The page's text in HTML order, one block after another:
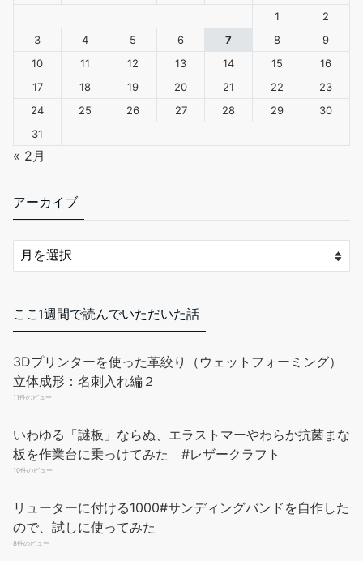
1
2
3
4 5 6 7 8
9
10
11 12 13 14 15
16
17
18 19 20 21 22
23
24
25 26 27 28 29
30
31
« 2月
アーカイブ
ここ1週間で読んでいただいた話
3Dプリンターを使った革絞り（ウェットフォーミング）
立体成形：名刺入れ編２
11件のビュー
いわゆる「謎板」ならぬ、エラストマーやわらか抗菌まな
板を作業台に乗っけてみた #レザークラフト
10件のビュー
リューターに付ける1000#サンディングバンドを自作した
ので、試しに使ってみた
8件のビュー